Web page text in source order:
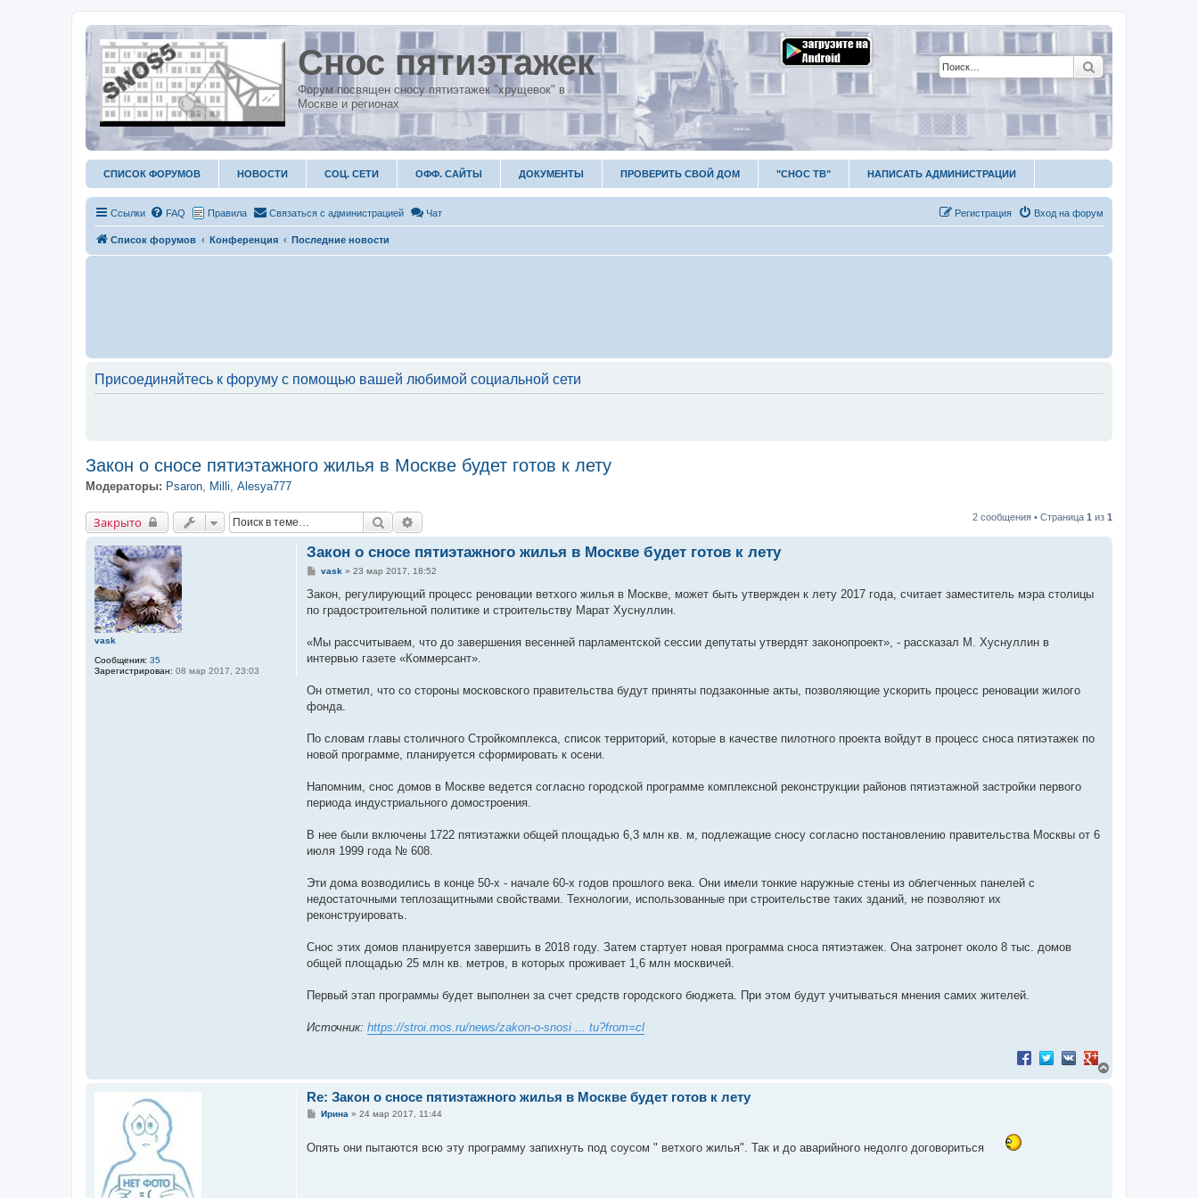
Снос пятиэтажек
Форум посвящен сносу пятиэтажек "хрущевок" в
Москве и регионах
Поиск
СПИСОК ФОРУМОВ НОВОСТИ СОЦ. СЕТИ ОФФ. САЙТЫ ДОКУМЕНТЫ ПРОВЕРИТЬ СВОЙ ДОМ "СНОС ТВ" НАПИСАТЬ АДМИНИСТРАЦИИ
Ссылки FAQ Правила Связаться с администрацией Чат Вход на форум
Регистрация
Список форумов Конференция Последние новости
Присоединяйтесь к форуму с помощью вашей любимой социальной сети
Закон о сносе пятиэтажного жилья в Москве будет готов к лету
Модераторы: Psaron, Milli, Alesya777
Закрыто
Закрыто Поиск 2 сообщения • Страница 1 из 1
vask
Сообщения: 35
Зарегистрирован: 08 мар 2017, 23:03
Закон о сносе пятиэтажного жилья в Москве будет готов к лету
С
о
щ
и
е
vask » 23 мар 2017, 18:52
Закон, регулирующий процесс реновации ветхого жилья в Москве, может быть утвержден к лету 2017 года, считает заместитель мэра столицы
по градостроительной политике и строительству Марат Хуснуллин.
«Мы рассчитываем, что до завершения весенней парламентской сессии депутаты утвердят законопроект», - рассказал М. Хуснуллин в
интервью газете «Коммерсант».
Он отметил, что со стороны московского правительства будут приняты подзаконные акты, позволяющие ускорить процесс реновации жилого
фонда.
По словам главы столичного Стройкомплекса, список территорий, которые в качестве пилотного проекта войдут в процесс сноса пятиэтажек по
новой программе, планируется сформировать к осени.
Напомним, снос домов в Москве ведется согласно городской программе комплексной реконструкции районов пятиэтажной застройки первого
периода индустриального домостроения.
В нее были включены 1722 пятиэтажки общей площадью 6,3 млн кв. м, подлежащие сносу согласно постановлению правительства Москвы от 6
июля 1999 года № 608.
Эти дома возводились в конце 50-х - начале 60-х годов прошлого века. Они имели тонкие наружные стены из облегченных панелей с
недостаточными теплозащитными свойствами. Технологии, использованные при строительстве таких зданий, не позволяют их
реконструировать.
Снос этих домов планируется завершить в 2018 году. Затем стартует новая программа сноса пятиэтажек. Она затронет около 8 тыс. домов
общей площадью 25 млн кв. метров, в которых проживает 1,6 млн москвичей.
Первый этап программы будет выполнен за счет средств городского бюджета. При этом будут учитываться мнения самих жителей.
Источник: https://stroi.mos.ru/news/zakon-o-snosi ... tu?from=cl
Поделиться в Facebook
Поделиться в Twitter
Поделиться в VK
Поделиться в
Re: Закон о сносе пятиэтажного жилья в Москве будет готов к лету
С
б
Ирина » 24 мар 2017, 11:44
Опять они пытаются всю эту программу запихнуть под соусом " ветхого жилья". Так и до аварийного недолго договориться